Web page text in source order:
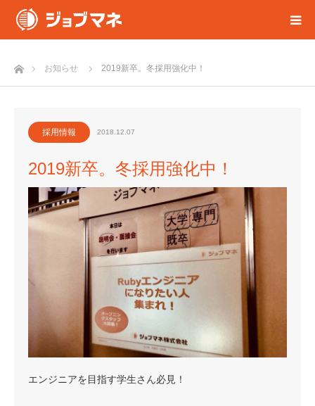
ホームお知らせ 2019新卒。冬採用強化中！
採用情報 2018.12.07
2019新卒。冬採用強化中！
エンジニアを目指す学生さん必見！